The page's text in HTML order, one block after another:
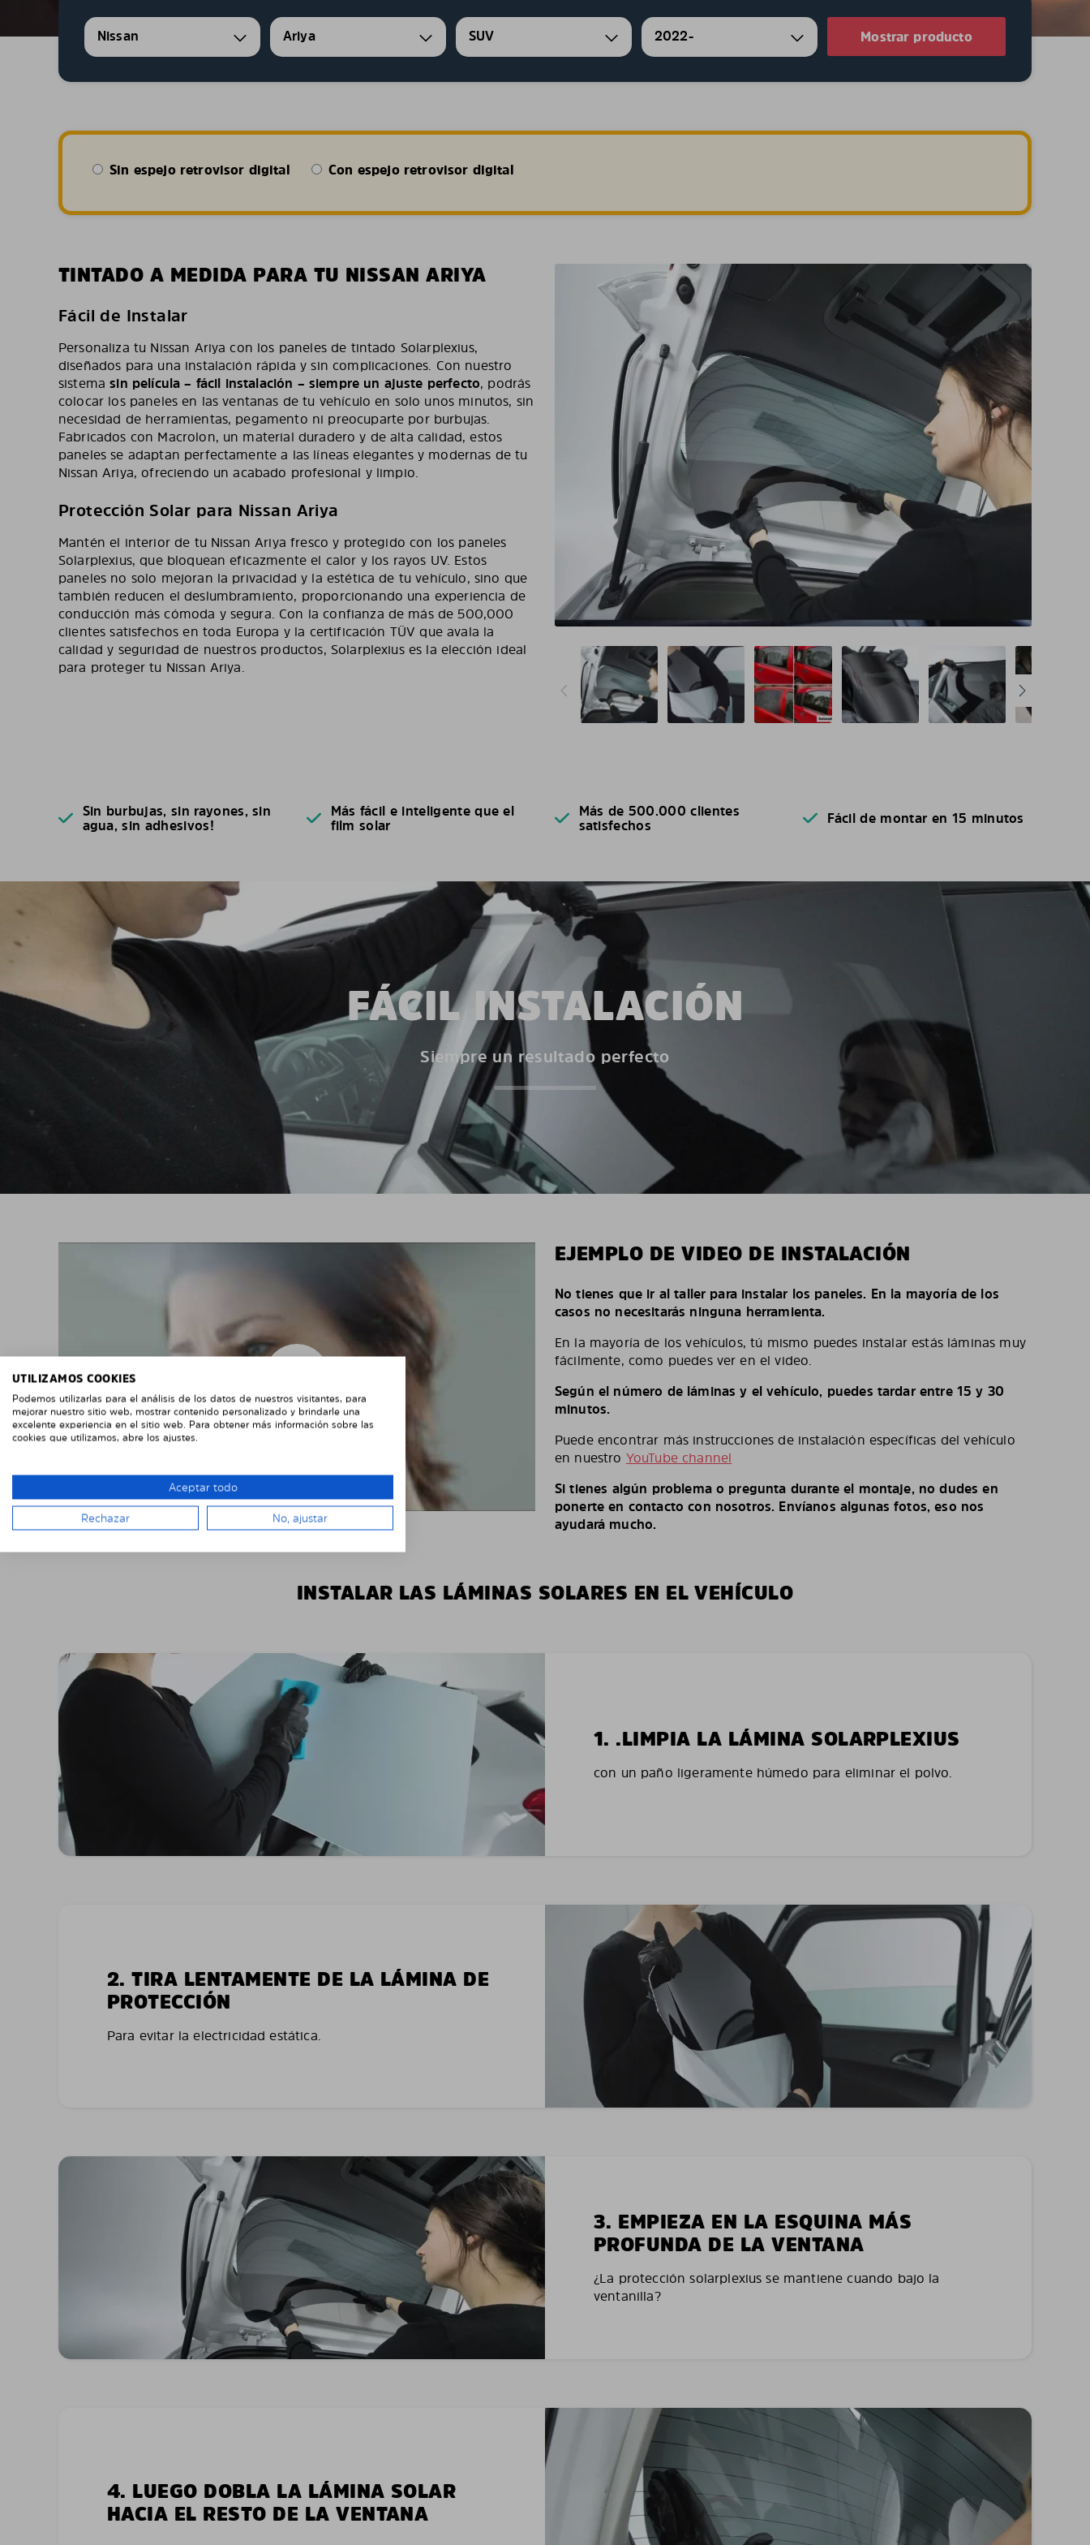
Nissan Ariya SUV 2022- Mostrar producto
Sin espejo retrovisor digital Con espejo retrovisor digital
TINTADO A MEDIDA PARA TU NISSAN ARIYA
Fácil de Instalar
Personaliza tu Nissan Ariya con los paneles de tintado Solarplexius,
diseñados para una instalación rápida y sin complicaciones. Con nuestro
sistemasin película – fácil instalación – siempre un ajuste perfecto, podrás
colocar los paneles en las ventanas de tu vehículo en solo unos minutos, sin
necesidad de herramientas, pegamento ni preocuparte por burbujas.
Fabricados con Macrolon, un material duradero y de alta calidad, estos
paneles se adaptan perfectamente a las líneas elegantes y modernas de tu
Nissan Ariya, ofreciendo un acabado profesional y limpio.
Protección Solar para Nissan Ariya
Mantén el interior de tu Nissan Ariya fresco y protegido con los paneles
Solarplexius, que bloquean eficazmente el calor y los rayos UV. Estos
paneles no solo mejoran la privacidad y la estética de tu vehículo, sino que
también reducen el deslumbramiento, proporcionando una experiencia de
conducción más cómoda y segura. Con la confianza de más de 500,000
clientes satisfechos en toda Europa y la certificación TÜV que avala la
calidad y seguridad de nuestros productos, Solarplexius es la elección ideal
para proteger tu Nissan Ariya.
Sin burbujas, sin rayones, sin
agua, sin adhesivos!
Más fácil e inteligente que el
film solar
Más de 500.000 clientes
satisfechos
Fácil de montar en 15 minutos
FÁCIL INSTALACIÓN
Siempre un resultado perfecto
EJEMPLO DE VIDEO DE INSTALACIÓN
No tienes que ir al taller para instalar los paneles. En la mayoría de los
casos no necesitarás ninguna herramienta.
En la mayoría de los vehículos, tú mismo puedes instalar estás láminas muy
fácilmente, como puedes ver en el video.
Según el número de láminas y el vehículo, puedes tardar entre 15 y 30
minutos.
Puede encontrar más instrucciones de instalación específicas del vehículo
en nuestro YouTube channel
Si tienes algún problema o pregunta durante el montaje, no dudes en
ponerte en contacto con nosotros. Envíanos algunas fotos, eso nos
ayudará mucho.
INSTALAR LAS LÁMINAS SOLARES EN EL VEHÍCULO
1. .LIMPIA LA LÁMINA SOLARPLEXIUS
con un paño ligeramente húmedo para eliminar el polvo.
2. TIRA LENTAMENTE DE LA LÁMINA DE
PROTECCIÓN
Para evitar la electricidad estática.
3. EMPIEZA EN LA ESQUINA MÁS
PROFUNDA DE LA VENTANA
¿La protección solarplexius se mantiene cuando bajo la
ventanilla?
4. LUEGO DOBLA LA LÁMINA SOLAR
HACIA EL RESTO DE LA VENTANA
UTILIZAMOS COOKIES
Podemos utilizarlas para el análisis de los datos de nuestros visitantes, para
mejorar nuestro sitio web, mostrar contenido personalizado y brindarle una
excelente experiencia en el sitio web. Para obtener más información sobre las
cookies que utilizamos, abre los ajustes.
Aceptar todo
Rechazar No, ajustar